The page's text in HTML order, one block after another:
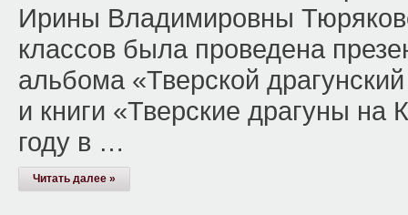
Ирины Владимировны
классов была проведена
альбома «Тверской
и книги «Тверские драгуны на
году в …
Читать далее »